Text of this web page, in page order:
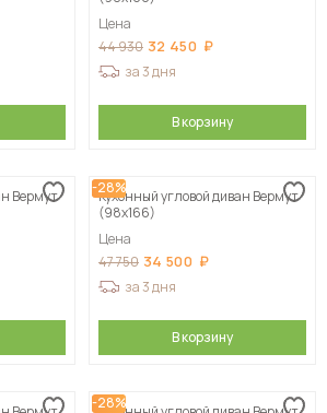
Цена
44 930 32 450
за 3 дня
В корзину
Вермут
-28%
Кухонный угловой диван Вермут
(98х166)
Цена
47 750 34 500
за 3 дня
В корзину
-28%